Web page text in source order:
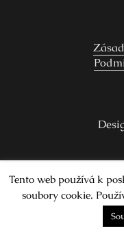
Tento web používá k
soubory cookie.